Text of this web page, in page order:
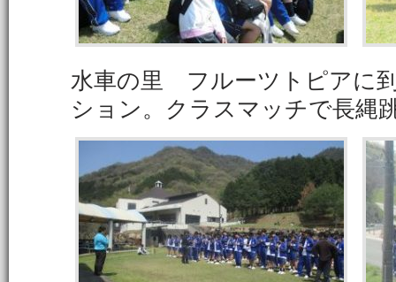
水車の里 フルーツトピアに
ション。クラスマッチで長縄